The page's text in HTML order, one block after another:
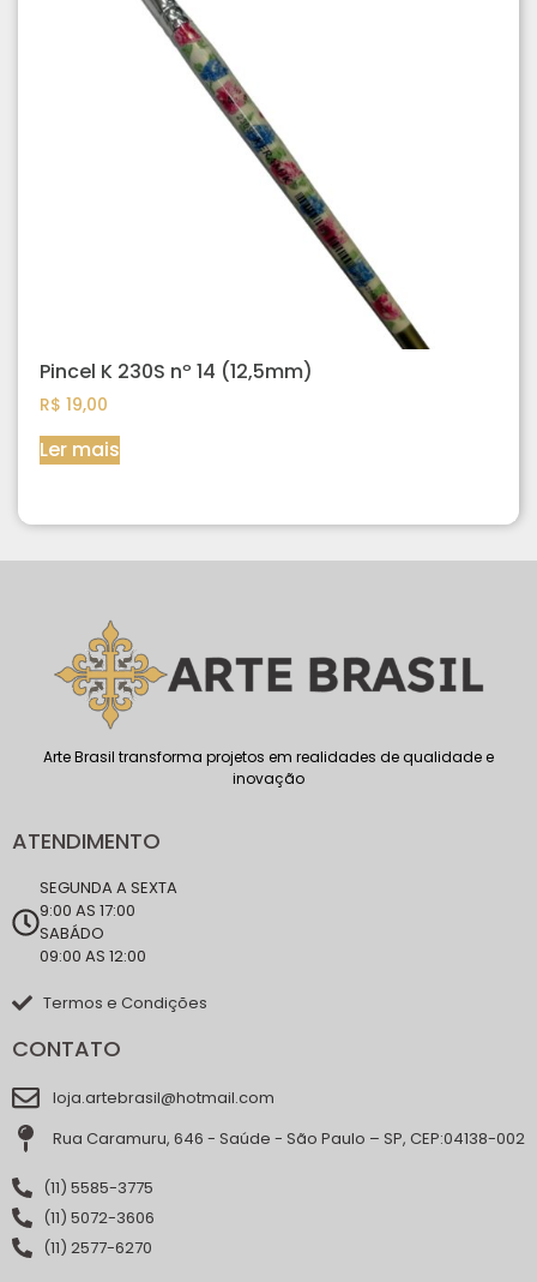
Pincel K 230S nº 14 (12,5mm)
R$ 19,00
Ler mais
Arte Brasil transforma projetos em realidades de qualidade e
inovação
ATENDIMENTO
SEGUNDA A SEXTA
9:00 AS 17:00
SABÁDO
09:00 AS 12:00
Termos e Condições
CONTATO
loja.artebrasil@hotmail.com
Rua Caramuru, 646 - Saúde - São Paulo – SP, CEP:04138-002
(11) 5585-3775
(11) 5072-3606
(11) 2577-6270